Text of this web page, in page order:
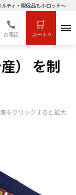
ティ・販促品も小ロット～大
お電話 カート 0
） を制
をクリックすると拡大